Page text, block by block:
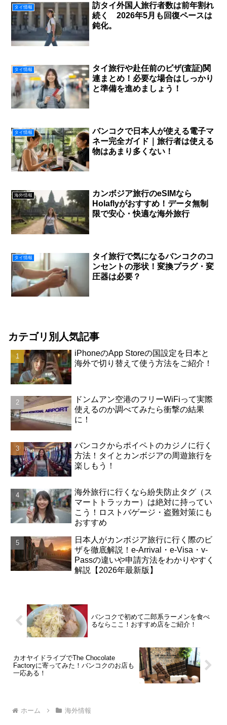
タイ情報
訪タイ外国人旅行者数は前年割れ
続く 2026年5月も回復ペースは
鈍化。
タイ情報
タイ旅行や赴任前のビザ(査証)関
連まとめ！必要な場合はしっかり
と準備を進めましょう！
タイ情報
バンコクで日本人が使える電子マ
ネー完全ガイド｜旅行者は使える
物はあまり多くない！
海外情報
カンボジア旅行のeSIMなら
Holaflyがおすすめ！データ無制
限で安心・快適な海外旅行
タイ情報
タイ旅行で気になるバンコクのコ
ンセントの形状！変換プラグ・変
圧器は必要？
カテゴリ別人気記事
iPhoneのApp Storeの国設定を日本と
海外で切り替えて使う方法をご紹介！
ドンムアン空港のフリーWiFiって実際
使えるのか調べてみたら衝撃の結果
に！
バンコクからポイペトのカジノに行く
方法！タイとカンボジアの周遊旅行を
楽しもう！
海外旅行に行くなら紛失防止タグ（ス
マートトラッカー）は絶対に持ってい
こう！ロストバゲージ・盗難対策にも
おすすめ
日本人がカンボジア旅行に行く際のビ
ザを徹底解説！e-Arrival・e-Visa・v-
Passの違いや申請方法をわかりやすく
解説【2026年最新版】
バンコクで初めて二郎系ラーメンを食べ
るならここ！おすすめ店をご紹介！
カオヤイドライブでThe Chocolate
Factoryに寄ってみた！バンコクのお店も
一応ある！
ホーム 海外情報